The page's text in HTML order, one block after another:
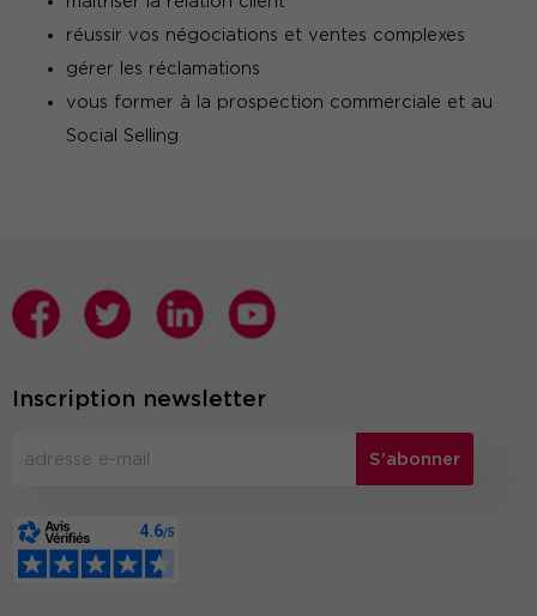
réussir vos négociations et ventes complexes
gérer les réclamations
vous former à la prospection commerciale et au
Social Selling
Inscription newsletter
S'abonner